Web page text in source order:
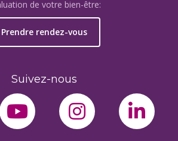
de votre bien-être:
Prendre rendez-vous
Suivez-nous
f
youtubeinstagram